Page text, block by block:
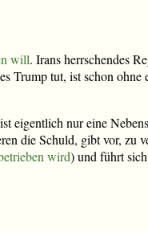
will. Irans herrschendes
Trump tut, ist schon ohne
eigentlich nur eine
die Schuld, gibt vor, zu
wird) und führt